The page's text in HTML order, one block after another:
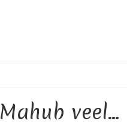
Mahub veel…